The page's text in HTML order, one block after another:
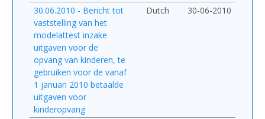
30.06.2010 - Bericht tot
vaststelling van het
modelattest inzake
uitgaven voor de
opvang van kinderen, te
gebruiken voor de vanaf
1 januari 2010 betaalde
uitgaven voor
kinderopvang
Dutch 30-06-2010